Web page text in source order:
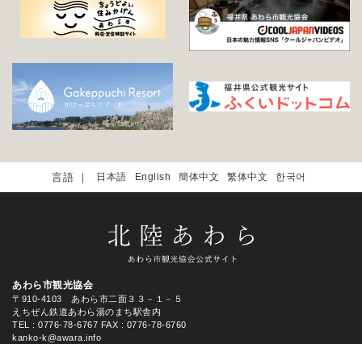
日本語 English 簡体中文 繁体中文 한국어
あわら市観光協会
〒910-4103 あわら市二面３３－１－５
えちぜん鉄道あわら湯のまち駅舎内
TEL
: 0776-78-6767 FAX : 0776-78-6760
kanko-k@awara.info